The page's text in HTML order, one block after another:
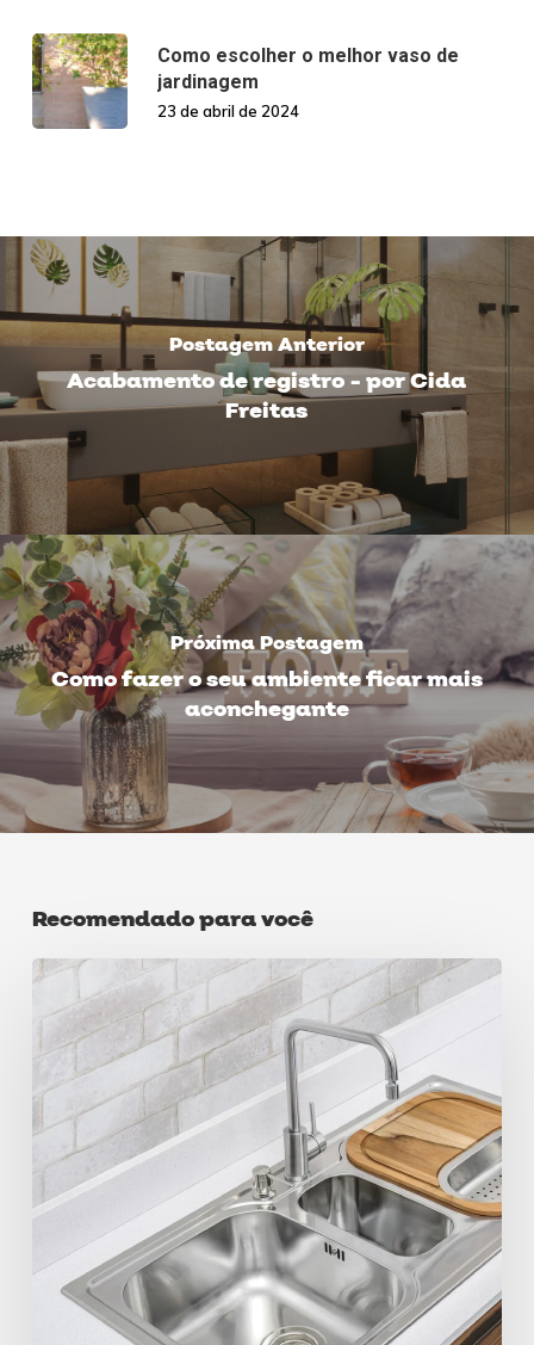
Como escolher o melhor vaso de
jardinagem
23 de abril de 2024
Postagem Anterior
Acabamento de registro - por Cida
Freitas
Próxima Postagem
Como fazer o seu ambiente ficar mais
aconchegante
Recomendado para você
Cuba
para
cozinha:
como
escolher
a
ideal?